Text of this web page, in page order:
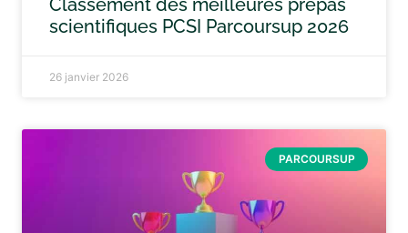
Classement des meilleures prépas
scientifiques PCSI Parcoursup 2026
26 janvier 2026
PARCOURSUP